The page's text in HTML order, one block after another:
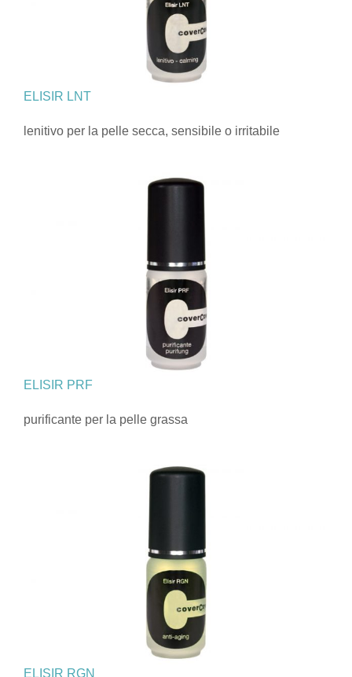
ELISIR LNT
lenitivo per la pelle secca, sensibile o irritabile
ELISIR PRF
purificante per la pelle grassa
ELISIR RGN